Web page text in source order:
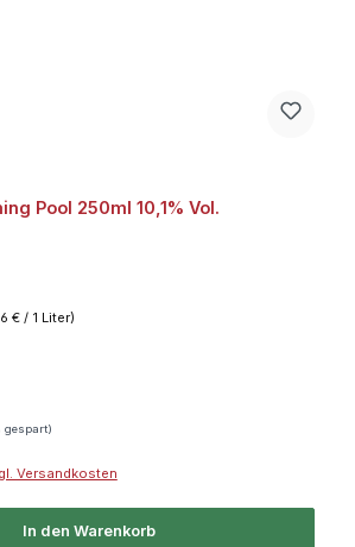
Pool 250ml 10,1% Vol.
€ / 1 Liter)
gespart)
Versandkosten
In den Warenkorb